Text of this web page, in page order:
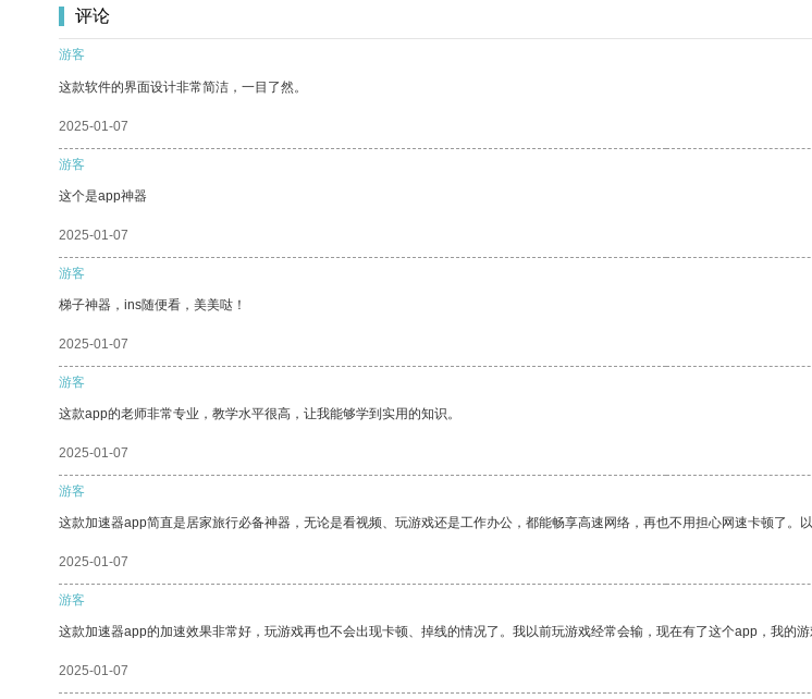
评论
游客
这款软件的界面设计非常简洁，一目了然。
2025-01-07
游客
这个是app神器
2025-01-07
游客
梯子神器，ins随便看，美美哒！
2025-01-07
游客
这款app的老师非常专业，教学水平很高，让我能够学到实用的知识。
2025-01-07
游客
这款加速器app简直是居家旅行必备神器，无论是看视频、玩游戏还是工作办公，都能畅享高速网络，再也不用担心网速卡顿了。
2025-01-07
游客
这款加速器app的加速效果非常好，玩游戏再也不会出现卡顿、掉线的情况了。我以前玩游戏经常会输，现在有了这个app，我的游
2025-01-07